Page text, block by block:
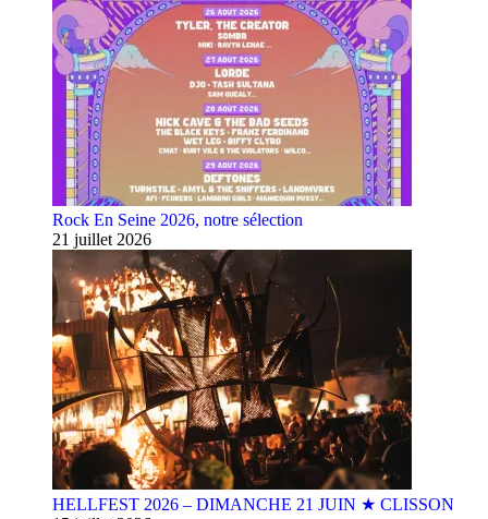
Rock En Seine 2026, notre sélection
21 juillet 2026
HELLFEST 2026 – DIMANCHE 21 JUIN ★ CLISSON